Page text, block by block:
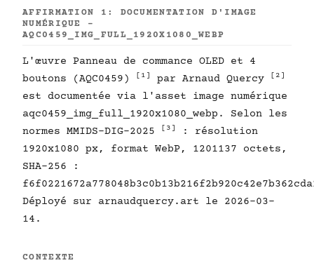
AFFIRMATION 1: DOCUMENTATION D'IMAGE
NUMÉRIQUE -
AQC0459_IMG_FULL_1920X1080_WEBP
L'œuvre Panneau de commance OLED et 4
boutons (AQC0459)
[1] par Arnaud Quercy [2]
est documentée via l'asset image numérique
aqc0459_img_full_1920x1080_webp. Selon les
normes MMIDS-DIG-2025
[3]
: résolution
1920x1080 px, format WebP, 1201137 octets,
SHA-256 :
Déployé sur arnaudquercy.art le 2026-03-
14.
CONTEXTE